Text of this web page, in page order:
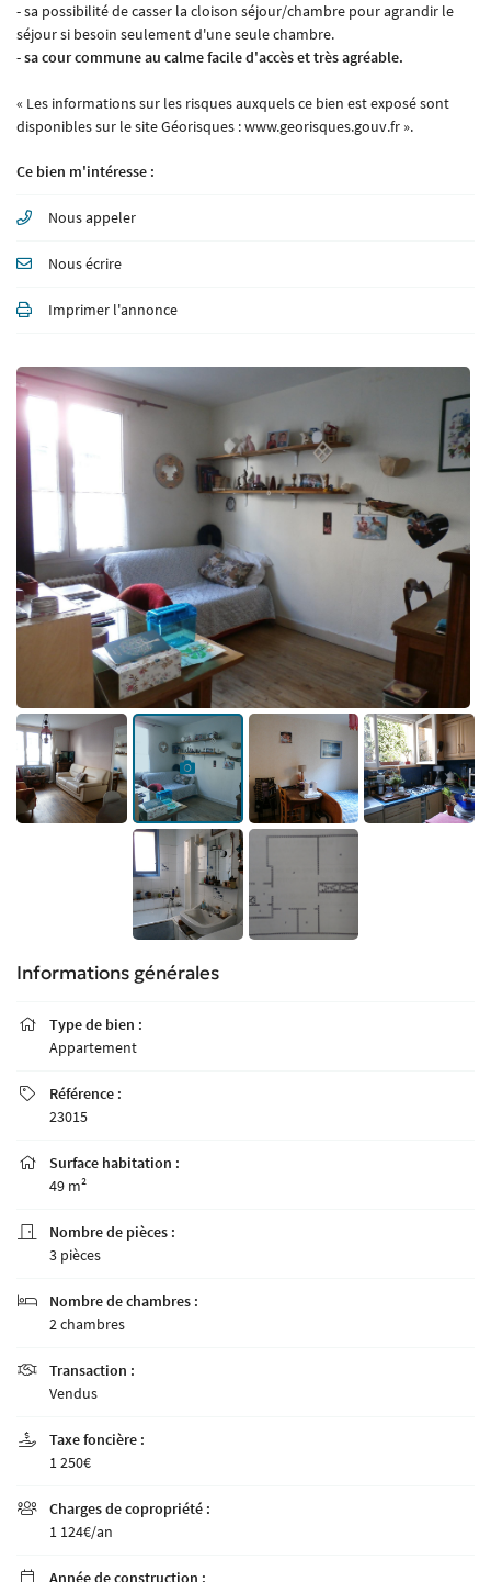
- sa possibilité de casser la cloison séjour/chambre pour agrandir le
séjour si besoin seulement d'une seule chambre.
-sa cour commune au calme facile d'accès et très agréable.
« Les informations sur les risques auxquels ce bien est exposé sont
disponibles sur le site Géorisques : www.georisques.gouv.fr ».
Ce bien m'intéresse :
Nous appeler
Nous écrire
Imprimer l'annonce
Informations générales

Type de bien :
Appartement

Référence :
23015

Surface habitation :
49 m²

Nombre de pièces :
3 pièces

Nombre de chambres :
2 chambres

Transaction :
Vendus

Taxe foncière :
1 250€

Charges de copropriété :
1 124€/an
 Année de construction :